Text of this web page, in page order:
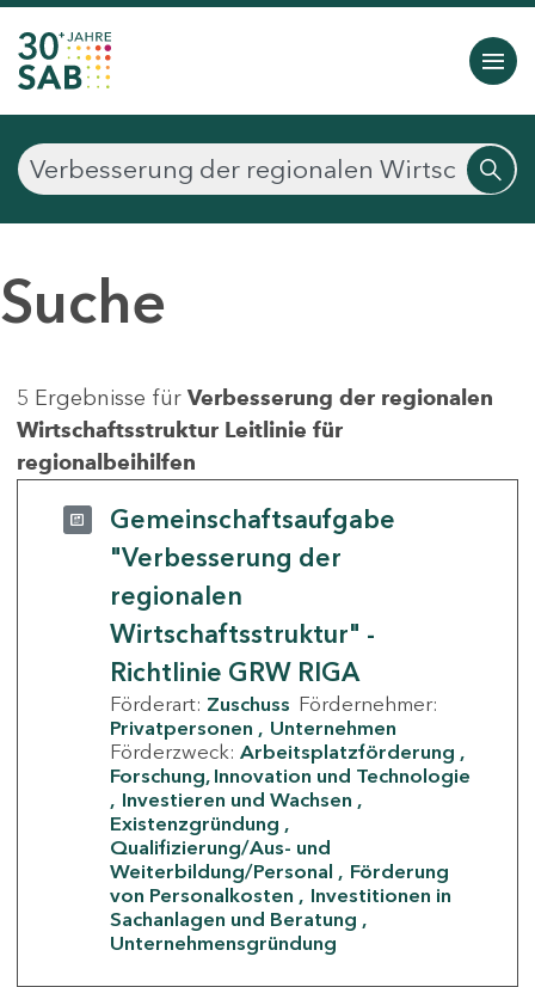
Suche
5 Ergebnisse für Verbesserung der regionalen
Wirtschaftsstruktur Leitlinie für
regionalbeihilfen
Gemeinschaftsaufgabe
"Verbesserung der
regionalen
Wirtschaftsstruktur" -
Richtlinie GRW RIGA
Förderart: Zuschuss Fördernehmer:
Privatpersonen
Unternehmen
Förderzweck: Arbeitsplatzförderung
Forschung, Innovation und Technologie
Investieren und Wachsen
Existenzgründung
Qualifizierung/Aus- und
Weiterbildung/Personal
Förderung
von Personalkosten
Investitionen in
Sachanlagen und Beratung
Unternehmensgründung